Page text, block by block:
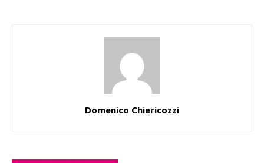
Domenico Chiericozzi